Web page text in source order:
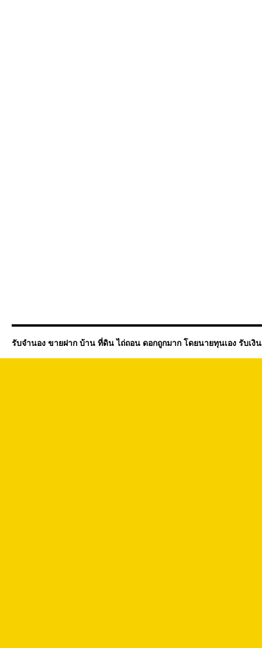
รับจำนอง ขายฝาก บ้าน ที่ดิน ไถ่ถอน ดอกถูกมาก โดยนายทุนเอง รับเงิ